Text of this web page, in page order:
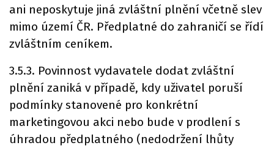
ani neposkytuje jiná zvláštní plnění včetně slev
mimo území ČR. Předplatné do zahraničí se řídí
zvláštním ceníkem.
3.5.3. Povinnost vydavatele dodat zvláštní
plnění zaniká v případě, kdy uživatel poruší
podmínky stanovené pro konkrétní
marketingovou akci nebo bude v prodlení s
úhradou předplatného (nedodržení lhůty